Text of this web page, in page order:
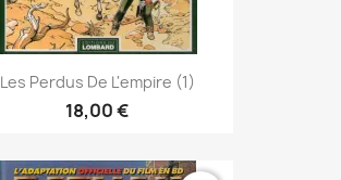
Les Perdus De L'empire (1)
18,00 €